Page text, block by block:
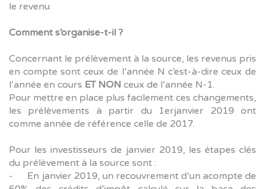
le revenu.
Comment s’organise-t-il ?
Concernant le prélèvement à la source, les revenus pris
en compte sont ceux de l’année N c’est-à-dire ceux de
l’année en cours ET NON ceux de l’année N-1.
Pour mettre en place plus facilement ces changements,
les prélèvements à partir du 1erjanvier 2019 ont
comme année de référence celle de 2017.
Pour les investisseurs de janvier 2019, les étapes clés
du prélèvement à la source sont :
- En janvier 2019, un recouvrement d’un acompte de